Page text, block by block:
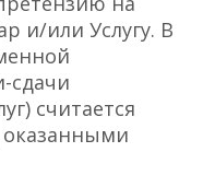
и/или Услугу. В
сдачи
считается
оказанными